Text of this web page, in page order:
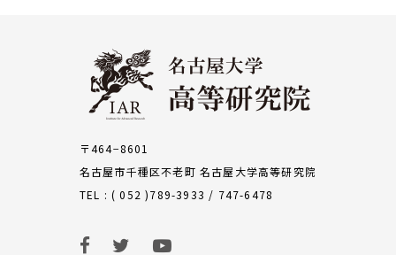
〒464−8601
名古屋市千種区不老町 名古屋大学高等研究院
TEL : ( 052 )789-3933 / 747-6478